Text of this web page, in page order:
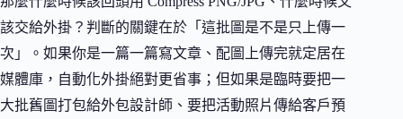
該交給外掛？判斷的關鍵在於「這批圖是不是只上傳一
次」。如果你是一篇一篇寫文章、配圖上傳完就定居在
媒體庫，自動化外掛絕對更省事；但如果是臨時要把一
大批舊圖打包給外包設計師、要把活動照片傳給客戶預